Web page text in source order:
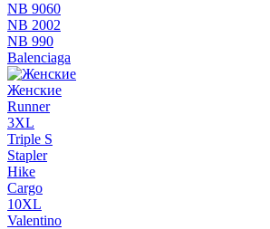
NB 9060
NB 2002
NB 990
Balenciaga
Женские
Runner
3XL
Triple S
Stapler
Hike
Cargo
10XL
Valentino